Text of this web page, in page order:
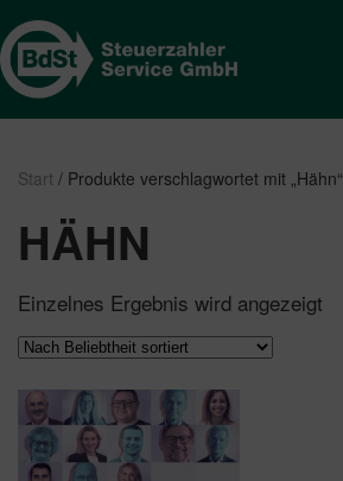
Start / Produkte verschlagwortet mit „Hähn“
HÄHN
Einzelnes Ergebnis wird angezeigt